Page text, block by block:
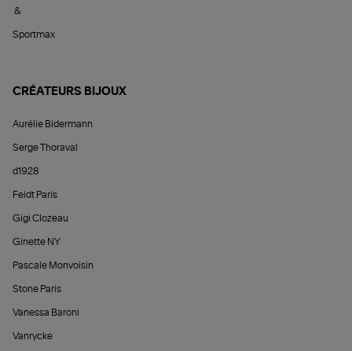
&
Sportmax
CRÉATEURS BIJOUX
Aurélie Bidermann
Serge Thoraval
d1928
Feidt Paris
Gigi Clozeau
Ginette NY
Pascale Monvoisin
Stone Paris
Vanessa Baroni
Vanrycke